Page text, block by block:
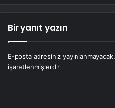
Bir yanıt yazın
E-posta adresiniz yayınlanmayacak.
işaretlenmişlerdir